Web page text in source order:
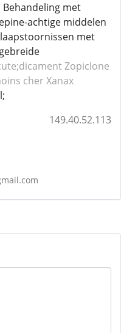
met
achtige middelen
met
Zopiclone
cher Xanax
149.40.52.113